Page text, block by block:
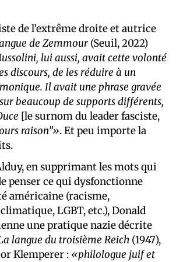
de l’extrême droite et autrice
de Zemmour (Seuil, 2022)
lui aussi, avait cette volonté
discours, de les réduire à un
Il avait une phrase gravée
beaucoup de supports différents,
[le surnom du leader fasciste,
raison”». Et peu importe la
en supprimant les mots qui
penser ce qui dysfonctionne
américaine (racisme,
LGBT, etc.), Donald
une pratique nazie décrite
langue du troisième Reich (1947),
Klemperer : «philologue juif et